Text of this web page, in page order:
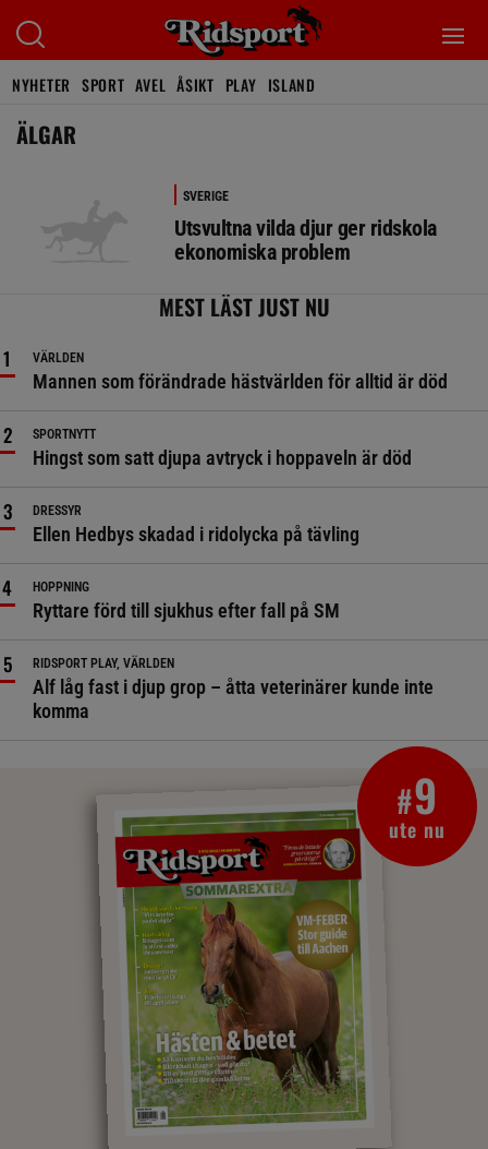
NYHETER SPORT AVEL ÅSIKT PLAY ISLAND
ÄLGAR
SVERIGE
Utsvultna vilda djur ger ridskola
ekonomiska problem
MEST LÄST JUST NU
VÄRLDEN
Mannen som förändrade hästvärlden för alltid är död
SPORTNYTT
Hingst som satt djupa avtryck i hoppaveln är död
DRESSYR
Ellen Hedbys skadad i ridolycka på tävling
HOPPNING
Ryttare förd till sjukhus efter fall på SM
RIDSPORT PLAY, VÄRLDEN
Alf låg fast i djup grop – åtta veterinärer kunde inte
komma
#9
ute nu